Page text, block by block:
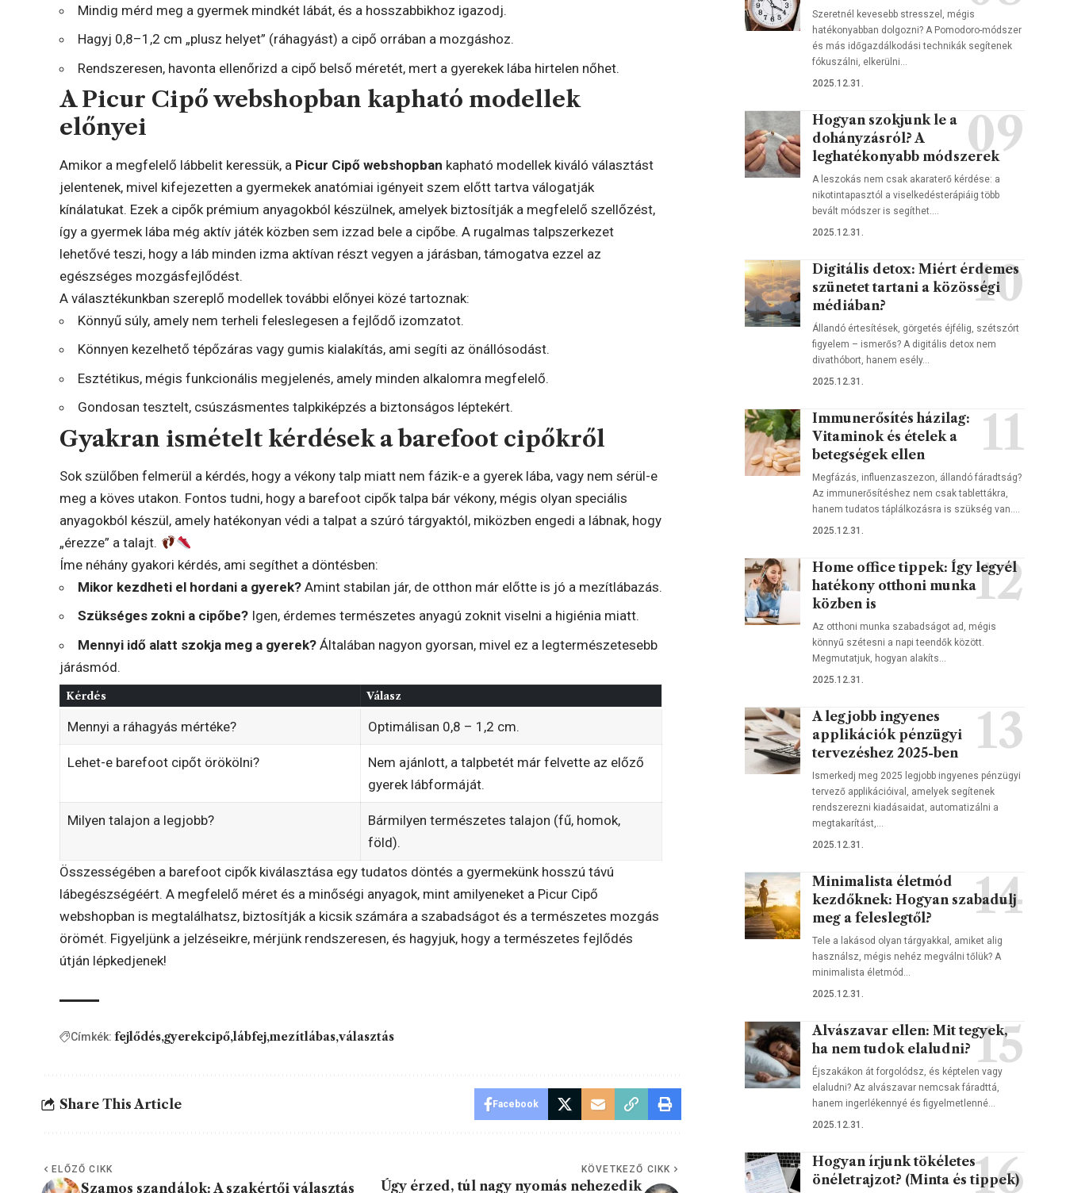
Mindig mérd meg a gyermek mindkét lábát, és a hosszabbikhoz igazodj.
Hagyj 0,8–1,2 cm „plusz helyet” (ráhagyást) a cipő orrában a mozgáshoz.
Rendszeresen, havonta ellenőrizd a cipő belső méretét, mert a gyerekek lába hirtelen nőhet.
A Picur Cipő webshopban kapható modellek
előnyei
Amikor a megfelelő lábbelit keressük, a Picur Cipő webshopban kapható modellek kiváló választást
jelentenek, mivel kifejezetten a gyermekek anatómiai igényeit szem előtt tartva válogatják
kínálatukat. Ezek a cipők prémium anyagokból készülnek, amelyek biztosítják a megfelelő szellőzést,
így a gyermek lába még aktív játék közben sem izzad bele a cipőbe. A rugalmas talpszerkezet
lehetővé teszi, hogy a láb minden izma aktívan részt vegyen a járásban, támogatva ezzel az
egészséges mozgásfejlődést.
A választékunkban szereplő modellek további előnyei közé tartoznak:
Könnyű súly, amely nem terheli feleslegesen a fejlődő izomzatot.
Könnyen kezelhető tépőzáras vagy gumis kialakítás, ami segíti az önállósodást.
Esztétikus, mégis funkcionális megjelenés, amely minden alkalomra megfelelő.
Gondosan tesztelt, csúszásmentes talpkiképzés a biztonságos léptekért.
Gyakran ismételt kérdések a barefoot cipőkről
Sok szülőben felmerül a kérdés, hogy a vékony talp miatt nem fázik-e a gyerek lába, vagy nem sérül-e
meg a köves utakon. Fontos tudni, hogy a barefoot cipők talpa bár vékony, mégis olyan speciális
anyagokból készül, amely hatékonyan védi a talpat a szúró tárgyaktól, miközben engedi a lábnak, hogy
„érezze” a talajt.
Íme néhány gyakori kérdés, ami segíthet a döntésben:
Mikor kezdheti el hordani a gyerek? Amint stabilan jár, de otthon már előtte is jó a mezítlábazás.
Szükséges zokni a cipőbe? Igen, érdemes természetes anyagú zoknit viselni a higiénia miatt.
Mennyi idő alatt szokja meg a gyerek? Általában nagyon gyorsan, mivel ez a legtermészetesebb
járásmód.
Kérdés Válasz
Mennyi a ráhagyás mértéke? Optimálisan 0,8 – 1,2 cm.
Lehet-e barefoot cipőt örökölni?
Nem ajánlott, a talpbetét már felvette az előző
gyerek lábformáját.
Milyen talajon a legjobb?
Bármilyen természetes talajon (fű, homok,
föld).
Összességében a barefoot cipők kiválasztása egy tudatos döntés a gyermekünk hosszú távú
lábegészségéért. A megfelelő méret és a minőségi anyagok, mint amilyeneket a Picur Cipő
webshopban is megtalálhatsz, biztosítják a kicsik számára a szabadságot és a természetes mozgás
örömét. Figyeljünk a jelzéseikre, mérjünk rendszeresen, és hagyjuk, hogy a természetes fejlődés
útján lépkedjenek!
Címkék: fejlődés gyerekcipő lábfej mezítlábas választás
Share This Article Facebook
ELŐZŐ CIKK
Szamos szandálok: A szakértői választás
KÖVETKEZŐ CIKK
Úgy érzed, túl nagy nyomás nehezedik
Szeretnél kevesebb stresszel, mégis
hatékonyabban dolgozni? A Pomodoro-módszer
és más időgazdálkodási technikák segítenek
fókuszálni, elkerülni…
2025.12.31.
Hogyan szokjunk le a
dohányzásról? A
leghatékonyabb módszerek
A leszokás nem csak akaraterő kérdése: a
nikotintapasztól a viselkedésterápiáig több
bevált módszer is segíthet.…
2025.12.31.
Digitális detox: Miért érdemes
szünetet tartani a közösségi
médiában?
Állandó értesítések, görgetés éjfélig, szétszórt
figyelem – ismerős? A digitális detox nem
divathóbort, hanem esély…
2025.12.31.
Immunerősítés házilag:
Vitaminok és ételek a
betegségek ellen
Megfázás, influenzaszezon, állandó fáradtság?
Az immunerősítéshez nem csak tablettákra,
hanem tudatos táplálkozásra is szükség van.…
2025.12.31.
Home office tippek: Így legyél
hatékony otthoni munka
közben is
Az otthoni munka szabadságot ad, mégis
könnyű szétesni a napi teendők között.
Megmutatjuk, hogyan alakíts…
2025.12.31.
A legjobb ingyenes
applikációk pénzügyi
tervezéshez 2025-ben
Ismerkedj meg 2025 legjobb ingyenes pénzügyi
tervező applikációival, amelyek segítenek
rendszerezni kiadásaidat, automatizálni a
megtakarítást,…
2025.12.31.
Minimalista életmód
kezdőknek: Hogyan szabadulj
meg a feleslegtől?
Tele a lakásod olyan tárgyakkal, amiket alig
használsz, mégis nehéz megválni tőlük? A
minimalista életmód…
2025.12.31.
Alvászavar ellen: Mit tegyek,
ha nem tudok elaludni?
Éjszakákon át forgolódsz, és képtelen vagy
elaludni? Az alvászavar nemcsak fáradttá,
hanem ingerlékennyé és figyelmetlenné…
2025.12.31.
Hogyan írjunk tökéletes
önéletrajzot? (Minta és tippek)